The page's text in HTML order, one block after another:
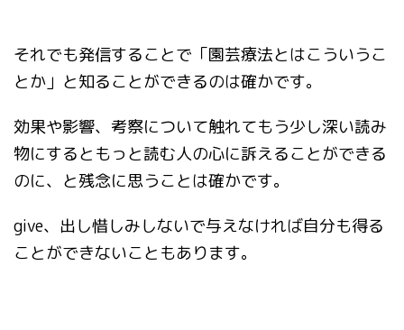
それでも発信することで「園芸療法とはこういうこ
とか」と知ることができるのは確かです。
効果や影響、考察について触れてもう少し深い読み
物にするともっと読む人の心に訴えることができる
のに、と残念に思うことは確かです。
give、出し惜しみしないで与えなければ自分も得る
ことができないこともあります。